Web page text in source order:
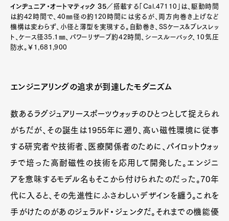
インヂュニア・オートマティック 35／搭載する「Cal.47110」は、駆動時間
は約42時間で、40㎜径の約120時間には劣るが、両方向巻き上げなど
機構は変わらず、小径と薄型を実現する。自動巻き、SSケース&ブレスレッ
ト、ケース径35.1㎜、パワーリザーブ約42時間、シースルーバック、10気圧
防水。￥1,681,900
エンジニアリングの追求が到達したモダニズム
数あるラグジュアリースポーツウォッチのひとつとして捉えられ
がちだが、その誕生は1955年に遡り、高い磁性環境に従事
する研究者や技術者、医療関係者のために、パイロットウォッ
チで培った高耐磁性の技術を応用して開発した。エンジニ
アを意味するモデル名もそこから付けられたのだった。70年
代に入ると、その先進性にふさわしいデザインを纏う。これを
手がけたのがあのジェラルド・ジェンタだ。それまでの機能優